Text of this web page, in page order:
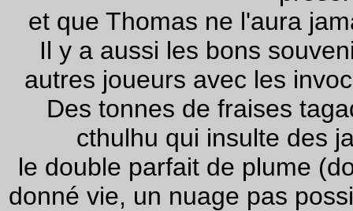
et que Thomas ne l'aura
Il y a aussi les bons
autres joueurs avec les
Des tonnes de fraises
cthulhu qui insulte des
le double parfait de plume
donné vie, un nuage pas